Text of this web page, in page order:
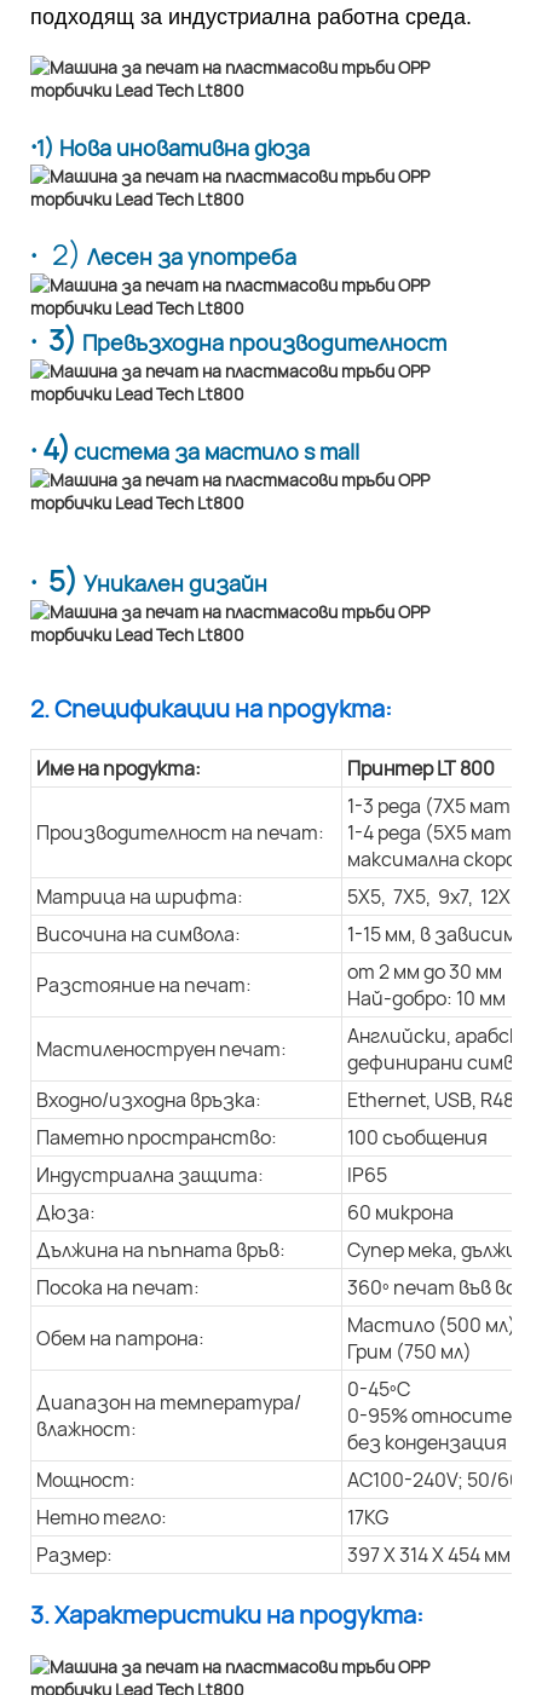
подходящ за индустриална работна среда.
·1) Нова иновативна дюза
· 2) Лесен за употреба
· 3) Превъзходна производителност
· 4) система за мастило s mall
· 5) Уникален дизайн
2. Спецификации на продукта:
Име на продукта: Принтер LT 800
Производителност на печат:
1-3 реда (7X5
1-4 реда (5X5
максимална
Матрица на шрифта:
5X5, 7X5, 9x7, 12X9,
Височина на символа:
1-15 мм, в
Разстояние на печат:
от 2 мм до 30 мм
Най-добро: 10 мм
Мастиленоструен печат:
Английски,
дефинирани
Входно/изходна връзка:
Ethernet, USB, R485
Паметно пространство:
100 съобщения
Индустриална защита:
IP65
Дюза:
60 микрона
Дължина на пъпната връв:
Супер мека,
Посока на печат:
360º печат във
Обем на патрона:
Мастило (500 мл)
Грим (750 мл)
Диапазон на температура/
влажност:
0-45ºC
0-95%
без кондензация
Мощност:
AC100-240V; 50/
Нетно тегло:
17KG
Размер:
397 X 314 X 454 мм
3. Характеристики на продукта: